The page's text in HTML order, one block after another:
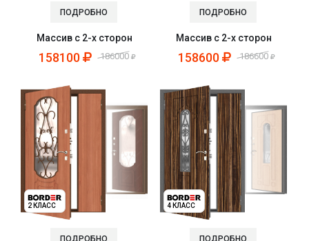
ПОДРОБНО
Массив с 2-х сторон
158100 186000
ПОДРОБНО
Массив с 2-х сторон
158600 186600
2 КЛАСС
ПОДРОБНО
4 КЛАСС
ПОДРОБНО